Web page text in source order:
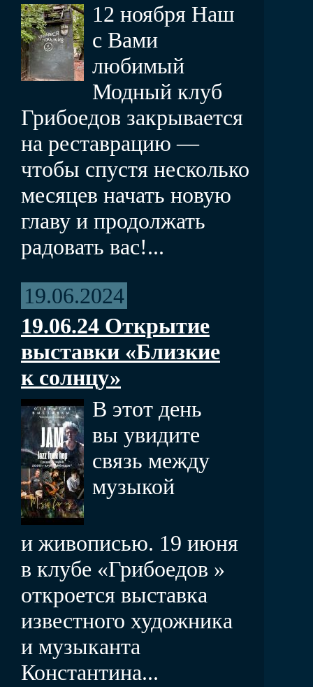
12 ноября Наш
с Вами
любимый
Модный клуб
Грибоедов закрывается
на реставрацию —
чтобы спустя несколько
месяцев начать новую
главу и продолжать
радовать вас!...
19.06.2024
19.06.24 Открытие
выставки «Близкие
к солнцу»
В этот день
вы увидите
связь между
музыкой
и живописью. 19 июня
в клубе «Грибоедов »
откроется выставка
известного художника
и музыканта
Константина...